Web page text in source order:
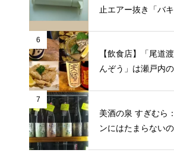
止エアー抜き「バ
6
【飲食店】「尾道
んぞう」は瀬戸内
島県尾道市）
7
美酒の泉 すぎむら
ンにはたまらない